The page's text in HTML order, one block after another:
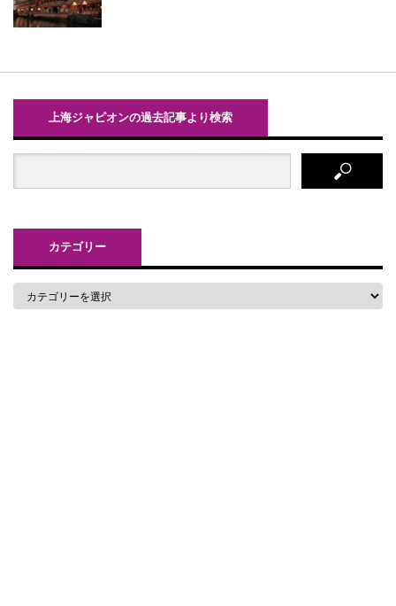
上海ジャピオンの過去記事より検索
カテゴリー